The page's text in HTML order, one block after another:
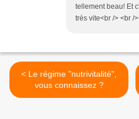
tellement beau! Et
très vite<br /> <br /
< Le régime "nutrivitalité",
vous connaissez ?